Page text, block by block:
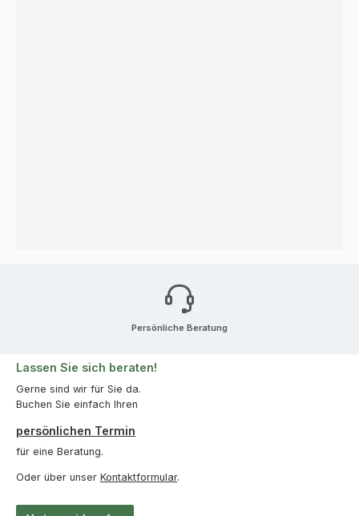
Persönliche Beratung
Lassen Sie sich beraten!
Gerne sind wir für Sie da.
Buchen Sie einfach Ihren
persönlichen Termin
für eine Beratung.
Oder über unser Kontaktformular.